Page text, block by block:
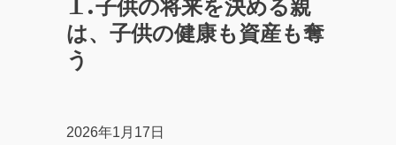
子供の将来を決める親
は、子供の健康も資産も奪
う
2026年1月17日